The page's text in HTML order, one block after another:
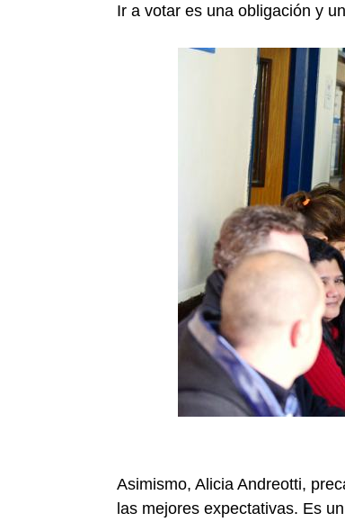
Ir a votar es una obligación y
Asimismo, Alicia Andreotti,
las mejores expectativas. Es